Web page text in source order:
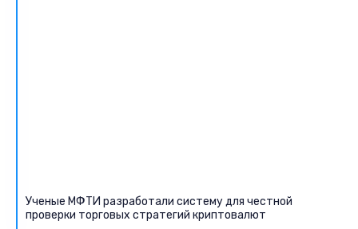
Ученые МФТИ разработали систему для честной
проверки торговых стратегий криптовалют